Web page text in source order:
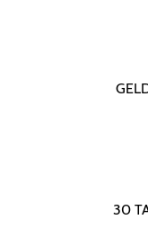
30